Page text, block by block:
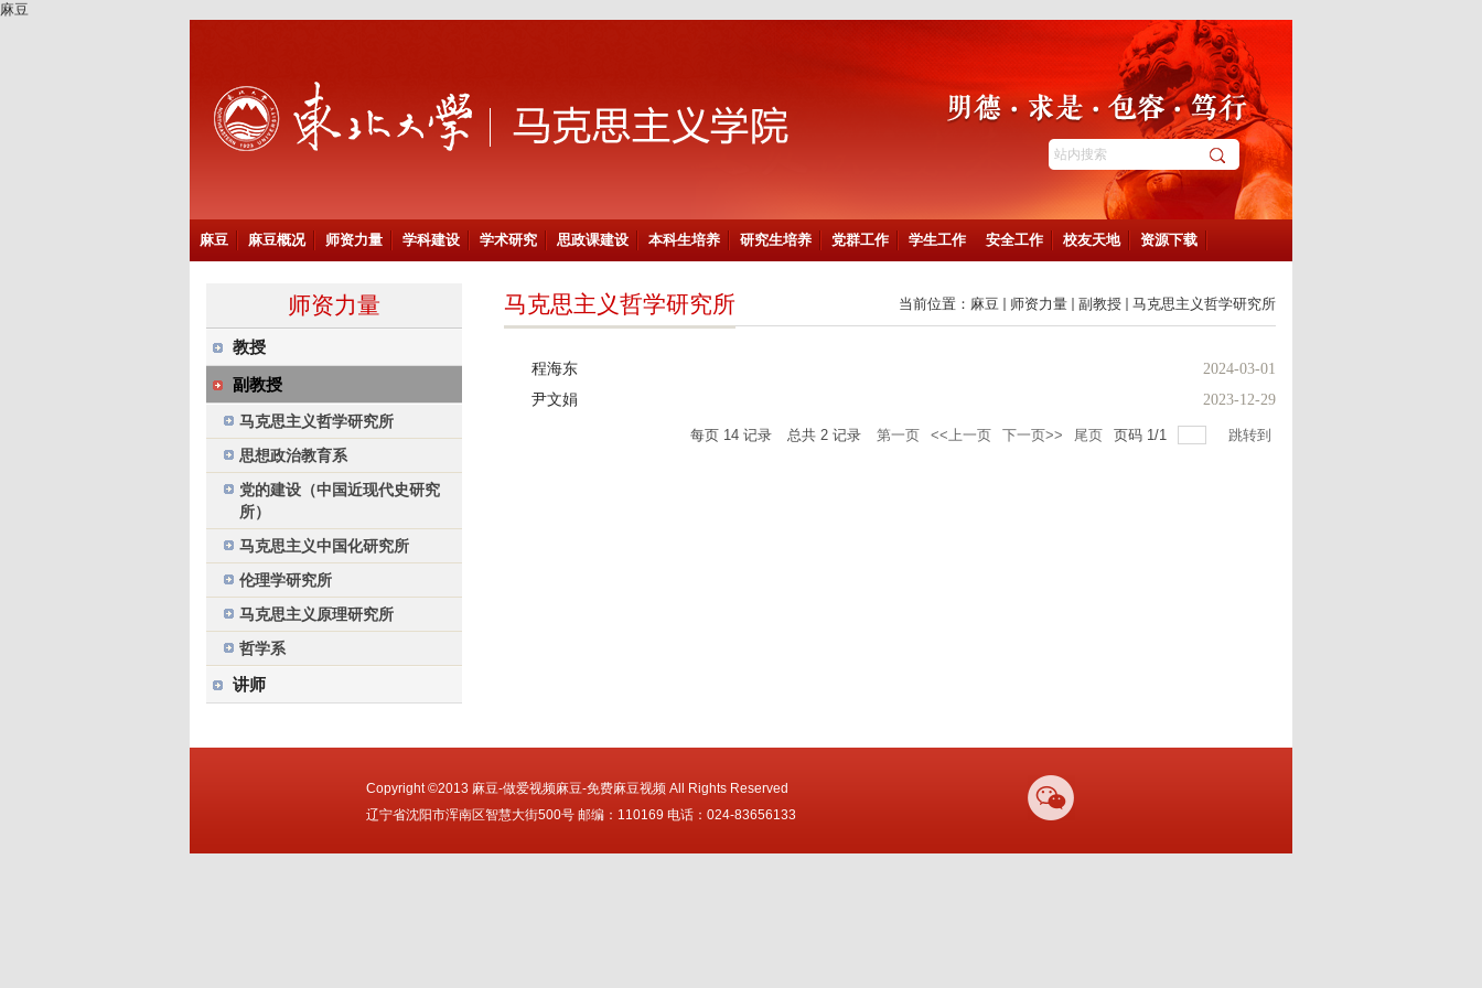
麻豆
麻豆 麻豆概况 师资力量 学科建设 学术研究 思政课建设 本科生培养 研究生培养 党群工作 学生工作 安全工作 校友天地 资源下载
师资力量
教授
副教授
马克思主义哲学研究所
思想政治教育系
党的建设（中国近现代史研究
所）
马克思主义中国化研究所
伦理学研究所
马克思主义原理研究所
哲学系
讲师
马克思主义哲学研究所 当前位置： 麻豆 师资力量 副教授 马克思主义哲学研究所
程海东
2024-03-01
尹文娟
2023-12-29
每页 14 记录 总共 2 记录 第一页 <<上一页 下一页>> 尾页 页码 1/1 跳转到
Copyright ©2013 麻豆-做爱视频麻豆-免费麻豆视频 All Rights Reserved
辽宁省沈阳市浑南区智慧大街500号 邮编：110169 电话：024-83656133